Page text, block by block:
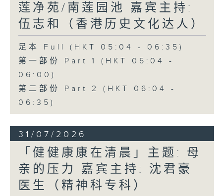
莲净苑/南莲园池 嘉宾主持:
伍志和（香港历史文化达人）
足本 Full (HKT 05:04 - 06:35)
第一部份 Part 1 (HKT 05:04 -
06:00)
第二部份 Part 2 (HKT 06:04 -
06:35)
31/07/2026
「健健康康在清晨」主题: 母
亲的压力 嘉宾主持: 沈君豪
医生（精神科专科）